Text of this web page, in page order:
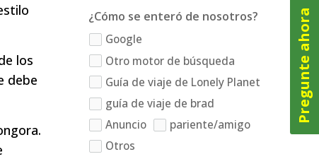
los
debe
¿Cómo se enteró de nosotros?
Google
Otro motor de búsqueda
Guía de viaje de Lonely Planet
guía de viaje de brad
Anuncio
pariente/amigo
Otros
Pregunte ahora